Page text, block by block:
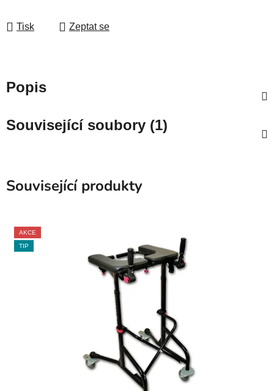
Tisk Zeptat se
Popis
Související soubory (1)
Související produkty
AKCE
TIP